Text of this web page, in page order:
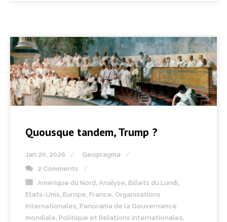
Quousque tandem, Trump ?
Jan 20, 2026
Geopragma
2 Comments
Amérique du Nord Analyse Billets du Lundi
Etats-Unis Europe France Organisations
Internationales Panorama de la Gouvernance
mondiale Politique et Relations internationales